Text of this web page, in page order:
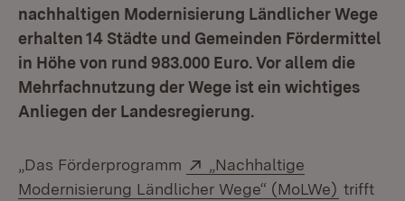
nachhaltigen Modernisierung Ländlicher Wege
erhalten 14 Städte und Gemeinden Fördermittel
in Höhe von rund 983.000 Euro. Vor allem die
Mehrfachnutzung der Wege ist ein wichtiges
Anliegen der Landesregierung.
„Das Förderprogramm Extern:
„Nachhaltige
Modernisierung Ländlicher Wege“ (MoLWe) (Öffnet
trifft